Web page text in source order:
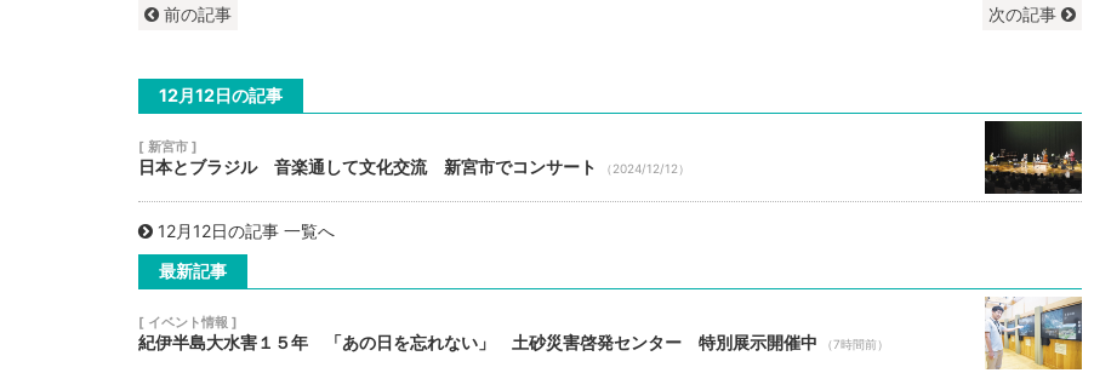
前の記事 次の記事
12月12日の記事
[ 新宮市 ]
日本とブラジル 音楽通して文化交流 新宮市でコンサート （2024/12/12）
12月12日の記事 一覧へ
最新記事
[ イベント情報 ]
紀伊半島大水害１５年 「あの日を忘れない」 土砂災害啓発センター 特別展示開催中 （7時間前）